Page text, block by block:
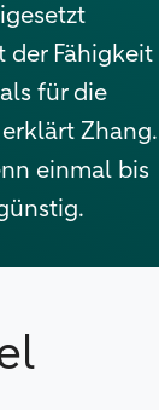
der Fähigkeit
für die
Zhang.
einmal bis